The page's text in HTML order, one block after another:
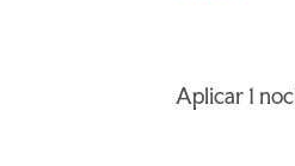
Aplicar 1